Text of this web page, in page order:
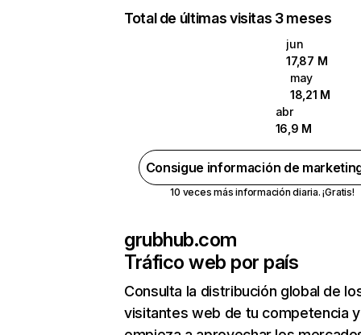
Total de últimas visitas 3 meses
jun
17,87 M
may
18,21 M
abr
16,9 M
Consigue información de
10 veces más información diaria. ¡Gratis!
grubhub.com
Tráfico web por país
Consulta la distribución global de
visitantes web de tu competencia y